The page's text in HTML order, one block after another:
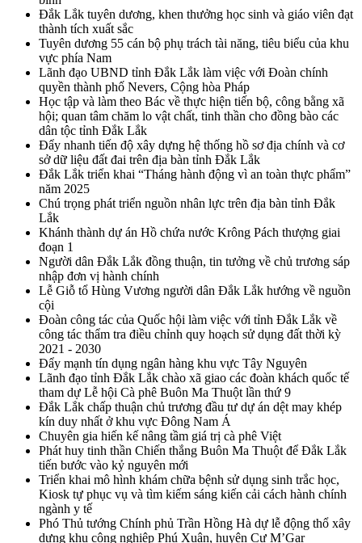
Đắk Lắk tuyên dương, khen thưởng học sinh và giáo viên đạt
thành tích xuất sắc
Tuyên dương 55 cán bộ phụ trách tài năng, tiêu biểu của khu
vực phía Nam
Lãnh đạo UBND tỉnh Đắk Lắk làm việc với Đoàn chính
quyền thành phố Nevers, Cộng hòa Pháp
Học tập và làm theo Bác về thực hiện tiến bộ, công bằng xã
hội; quan tâm chăm lo vật chất, tinh thần cho đồng bào các
dân tộc tỉnh Đắk Lắk
Đẩy nhanh tiến độ xây dựng hệ thống hồ sơ địa chính và cơ
sở dữ liệu đất đai trên địa bàn tỉnh Đắk Lắk
Đắk Lắk triển khai “Tháng hành động vì an toàn thực phẩm”
năm 2025
Chú trọng phát triển nguồn nhân lực trên địa bàn tỉnh Đắk
Lắk
Khánh thành dự án Hồ chứa nước Krông Pách thượng giai
đoạn 1
Người dân Đắk Lắk đồng thuận, tin tưởng về chủ trương sáp
nhập đơn vị hành chính
Lễ Giỗ tổ Hùng Vương người dân Đắk Lắk hướng về nguồn
cội
Đoàn công tác của Quốc hội làm việc với tỉnh Đắk Lắk về
công tác thẩm tra điều chỉnh quy hoạch sử dụng đất thời kỳ
2021 - 2030
Đẩy mạnh tín dụng ngân hàng khu vực Tây Nguyên
Lãnh đạo tỉnh Đắk Lắk chào xã giao các đoàn khách quốc tế
tham dự Lễ hội Cà phê Buôn Ma Thuột lần thứ 9
Đắk Lắk chấp thuận chủ trương đầu tư dự án dệt may khép
kín duy nhất ở khu vực Đông Nam Á
Chuyên gia hiến kế nâng tầm giá trị cà phê Việt
Phát huy tinh thần Chiến thắng Buôn Ma Thuột để Đắk Lắk
tiến bước vào kỷ nguyên mới
Triển khai mô hình khám chữa bệnh sử dụng sinh trắc học,
Kiosk tự phục vụ và tìm kiếm sáng kiến cải cách hành chính
ngành y tế
Phó Thủ tướng Chính phủ Trần Hồng Hà dự lễ động thổ xây
dựng khu công nghiệp Phú Xuân, huyện Cư M’Gar